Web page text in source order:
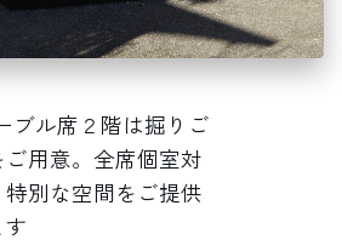
ブル席２階は掘りご
用意。全席個室対
別な空間をご提供